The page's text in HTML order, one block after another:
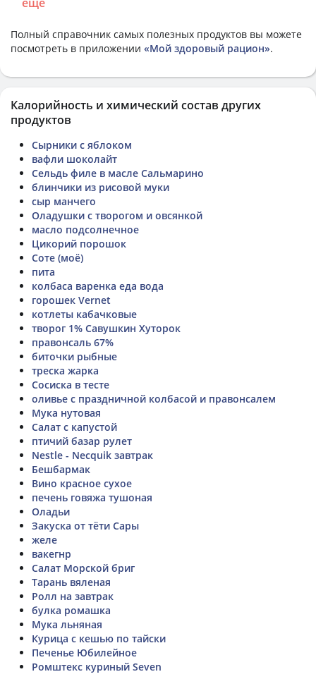
Полный справочник самых полезных продуктов вы можете
посмотреть в приложении «Мой здоровый рацион».
Калорийность и химический состав других
продуктов
Сырники с яблоком
вафли шоколайт
Сельдь филе в масле Сальмарино
блинчики из рисовой муки
сыр манчего
Оладушки с творогом и овсянкой
масло подсолнечное
Цикорий порошок
Соте (моё)
пита
колбаса варенка еда вода
горошек Vernet
котлеты кабачковые
творог 1% Савушкин Хуторок
правонсаль 67%
биточки рыбные
треска жарка
Сосиска в тесте
оливье с праздничной колбасой и правонсалем
Мука нутовая
Салат с капустой
птичий базар рулет
Nestle - Necquik завтрак
Бешбармак
Вино красное сухое
печень говяжа тушоная
Оладьи
Закуска от тёти Сары
желе
вакегнр
Салат Морской бриг
Тарань вяленая
Ролл на завтрак
булка ромашка
Мука льняная
Курица с кешью по тайски
Печенье Юбилейное
Ромштекс куриный Seven